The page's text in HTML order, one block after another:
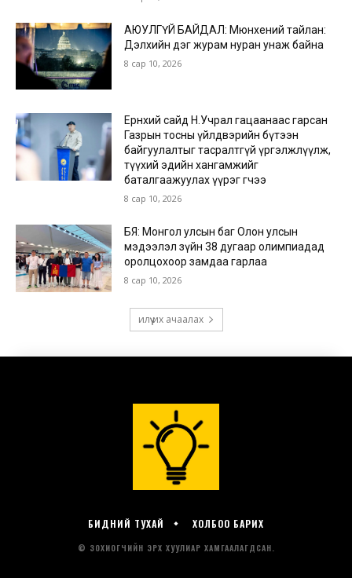
БИДНИЙ ТУХАЙ ХОЛБОО БАРИХ
© ЗОХИОГЧИЙН ЭРХ ХУУЛИАР ХАМГААЛАГДСАН.